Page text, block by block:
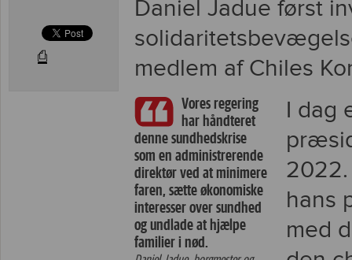
⎙
Daniel Jadue først
medlem af Chiles
Vores regering
har håndteret
denne sundhedskrise
som en administrerende
direktør ved at minimere
faren, sætte økonomiske
interesser over sundhed
og undlade at hjælpe
familier i nød.
I dag
hans
med